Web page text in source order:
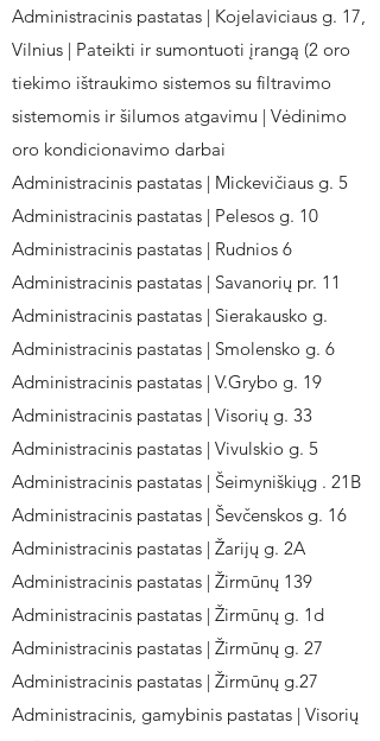
Administracinis pastatas | Kojelaviciaus g. 17,
Vilnius | Pateikti ir sumontuoti įrangą (2 oro
tiekimo ištraukimo sistemos su filtravimo
sistemomis ir šilumos atgavimu | Vėdinimo
oro kondicionavimo darbai
Administracinis pastatas | Mickevičiaus g. 5
Administracinis pastatas | Pelesos g. 10
Administracinis pastatas | Rudnios 6
Administracinis pastatas | Savanorių pr. 11
Administracinis pastatas | Sierakausko g.
Administracinis pastatas | Smolensko g. 6
Administracinis pastatas | V.Grybo g. 19
Administracinis pastatas | Visorių g. 33
Administracinis pastatas | Vivulskio g. 5
Administracinis pastatas | Šeimyniškiųg . 21B
Administracinis pastatas | Ševčenskos g. 16
Administracinis pastatas | Žarijų g. 2A
Administracinis pastatas | Žirmūnų 139
Administracinis pastatas | Žirmūnų g. 1d
Administracinis pastatas | Žirmūnų g. 27
Administracinis pastatas | Žirmūnų g.27
Administracinis, gamybinis pastatas | Visorių